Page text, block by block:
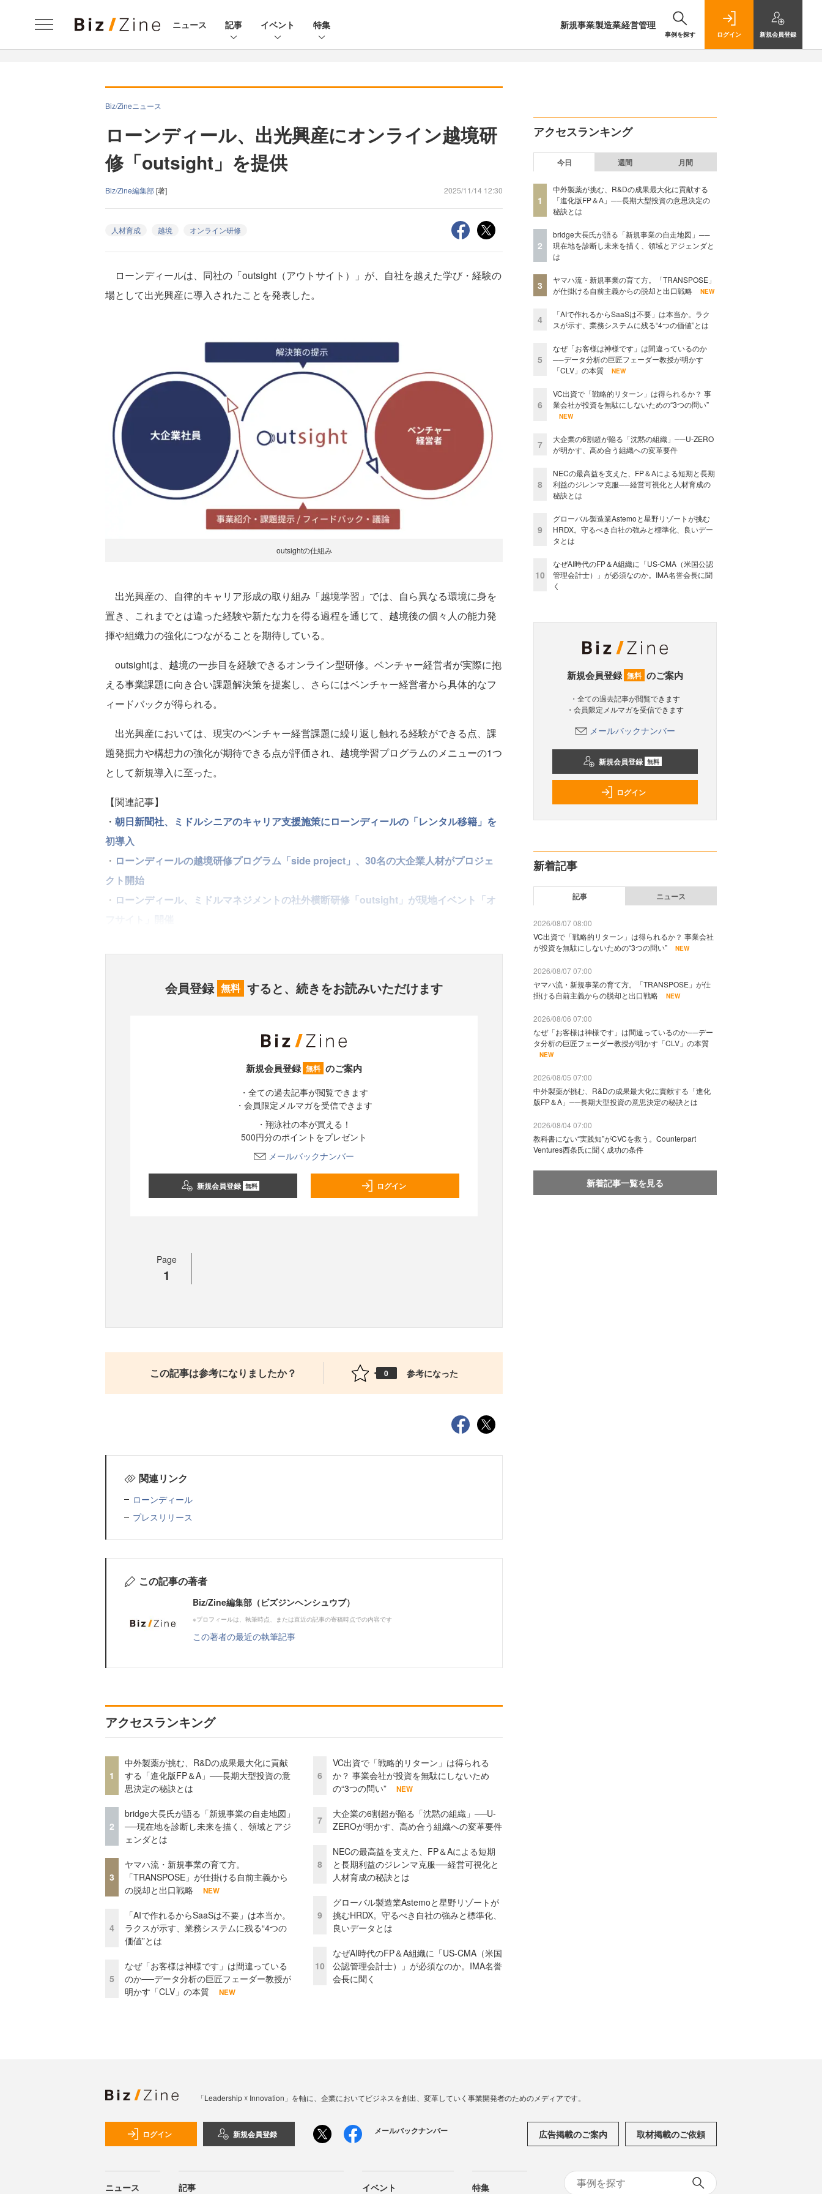
ニュース 記事 イベント 特集 新規事業製造業経営管理
事例を探す ログイン 新規会員登録
Biz/Zineニュース
ローンディール、出光興産にオンライン越境研
修「outsight」を提供
Biz/Zine編集部[著] 2025/11/14 12:30
人材育成 越境 オンライン研修
ローンディールは、同社の「outsight（アウトサイト）」が、自社を越えた学び・経験の
場として出光興産に導入されたことを発表した。
outsightの仕組み
出光興産の、自律的キャリア形成の取り組み「越境学習」では、自ら異なる環境に身を
置き、これまでとは違った経験や新たな力を得る過程を通じて、越境後の個々人の能力発
揮や組織力の強化につながることを期待している。
outsightは、越境の一歩目を経験できるオンライン型研修。ベンチャー経営者が実際に抱
える事業課題に向き合い課題解決策を提案し、さらにはベンチャー経営者から具体的なフ
ィードバックが得られる。
出光興産においては、現実のベンチャー経営課題に繰り返し触れる経験ができる点、課
題発掘力や構想力の強化が期待できる点が評価され、越境学習プログラムのメニューの1つ
として新規導入に至った。
【関連記事】
・ 朝日新聞社、ミドルシニアのキャリア支援施策にローンディールの「レンタル移籍」を
初導入
・ ローンディールの越境研修プログラム「side project」、30名の大企業人材がプロジェ
クト開始
・ ローンディール、ミドルマネジメントの社外横断研修「outsight」が現地イベント「オ
会員登録 無料 すると、続きをお読みいただけます
新規会員登録 無料 のご案内
・全ての過去記事が閲覧できます
・会員限定メルマガを受信できます
・翔泳社の本が買える！
500円分のポイントをプレゼント
メールバックナンバー
新規会員登録 無料 ログイン
Page
1
この記事は参考になりましたか？ 0 参考になった
関連リンク
ローンディール
プレスリリース
この記事の著者
Biz/Zine編集部（ビズジンヘンシュウブ）
※プロフィールは、執筆時点、または直近の記事の寄稿時点での内容です
この著者の最近の執筆記事
アクセスランキング
1
中外製薬が挑む、R&Dの成果最大化に貢献
する「進化版FP＆A」──長期大型投資の意
思決定の秘訣とは
2
bridge大長氏が語る「新規事業の自走地図」
──現在地を診断し未来を描く、領域とアジ
ェンダとは
3
ヤマハ流・新規事業の育て方。
「TRANSPOSE」が仕掛ける自前主義から
の脱却と出口戦略
NEW
4
「AIで作れるからSaaSは不要」は本当か。
ラクスが示す、業務システムに残る“4つの
価値”とは
5
なぜ「お客様は神様です」は間違っている
のか──データ分析の巨匠フェーダー教授が
明かす「CLV」の本質
NEW
6
VC出資で「戦略的リターン」は得られる
か？ 事業会社が投資を無駄にしないため
の“3つの問い”
NEW
7
大企業の6割超が陥る「沈黙の組織」──U-
ZEROが明かす、高め合う組織への変革要件
8
NECの最高益を支えた、FP＆Aによる短期
と長期利益のジレンマ克服──経営可視化と
人材育成の秘訣とは
9
グローバル製造業Astemoと星野リゾートが
挑むHRDX。守るべき自社の強みと標準化、
良いデータとは
10
なぜAI時代のFP＆A組織に「US-CMA（米国
公認管理会計士）」が必須なのか。IMA名誉
会長に聞く
アクセスランキング
今日 週間 月間
1
中外製薬が挑む、R&Dの成果最大化に貢献する
「進化版FP＆A」──長期大型投資の意思決定の
秘訣とは
2
bridge大長氏が語る「新規事業の自走地図」──
現在地を診断し未来を描く、領域とアジェンダと
は
3
ヤマハ流・新規事業の育て方。「TRANSPOSE」
が仕掛ける自前主義からの脱却と出口戦略
NEW
4
「AIで作れるからSaaSは不要」は本当か。ラク
スが示す、業務システムに残る“4つの価値”とは
5
なぜ「お客様は神様です」は間違っているのか
──データ分析の巨匠フェーダー教授が明かす
「CLV」の本質
NEW
6
VC出資で「戦略的リターン」は得られるか？ 事
業会社が投資を無駄にしないための“3つの問い”
NEW
7
大企業の6割超が陥る「沈黙の組織」──U-ZERO
が明かす、高め合う組織への変革要件
8
NECの最高益を支えた、FP＆Aによる短期と長期
利益のジレンマ克服──経営可視化と人材育成の
秘訣とは
9
グローバル製造業Astemoと星野リゾートが挑む
HRDX。守るべき自社の強みと標準化、良いデー
タとは
10
なぜAI時代のFP＆A組織に「US-CMA（米国公認
管理会計士）」が必須なのか。IMA名誉会長に聞
く
新規会員登録 無料 のご案内
・全ての過去記事が閲覧できます
・会員限定メルマガを受信できます
メールバックナンバー
新規会員登録 無料
ログイン
新着記事
記事 ニュース
2026/08/07 08:00
VC出資で「戦略的リターン」は得られるか？ 事業会社
が投資を無駄にしないための“3つの問い”
NEW
2026/08/07 07:00
ヤマハ流・新規事業の育て方。「TRANSPOSE」が仕
掛ける自前主義からの脱却と出口戦略
NEW
2026/08/06 07:00
なぜ「お客様は神様です」は間違っているのか──デー
タ分析の巨匠フェーダー教授が明かす「CLV」の本質
NEW
2026/08/05 07:00
中外製薬が挑む、R&Dの成果最大化に貢献する「進化
版FP＆A」──長期大型投資の意思決定の秘訣とは
2026/08/04 07:00
教科書にない“実践知”がCVCを救う。Counterpart
Ventures西条氏に聞く成功の条件
新着記事一覧を見る
「Leadership ☓ Innovation」を軸に、企業においてビジネスを創出、変革していく事業開発者のためのメディアです。
ログイン 新規会員登録 メールバックナンバー 広告掲載のご案内 取材掲載のご依頼
ニュース 記事 イベント 特集